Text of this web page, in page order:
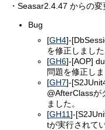
・Seasar2.4.47 からの
Bug
[GH4]-
を修正しまし
[GH6]-[AOP]
問題を修正し
[GH7]-
@AfterClassが
ました。
[GH11]-
tが実行されて